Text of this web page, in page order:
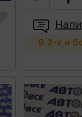
В 2-х и